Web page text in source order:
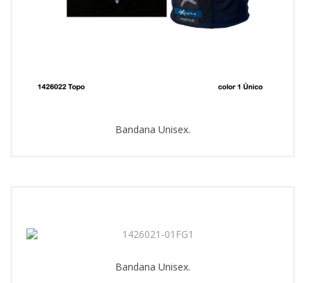
Bandana Unisex.
Bandana Unisex.